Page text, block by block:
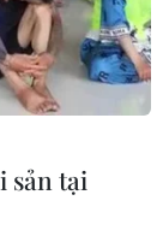
sản tại